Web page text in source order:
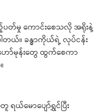
တ်မှု ကောင်းစေသလို အရိုးနဲ့
ယ်။ ခန္ဓာကိုယ်ရဲ့ လုပ်ငန်း
းဟော်မုန်းတွေ ထွက်စေကာ
ယ်မောပျော်ရွှင်ပြီး